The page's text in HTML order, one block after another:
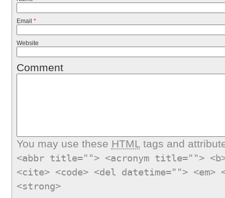
Email *
Website
Comment
You may use these HTMLtags and
<abbr title=""> <acronym title="">
<cite> <code> <del datetime="">
<strong>